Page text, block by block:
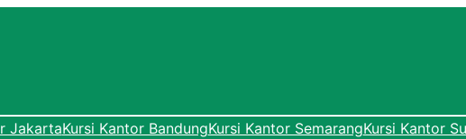
JakartaKursi Kantor BandungKursi Kantor SemarangKursi Kantor